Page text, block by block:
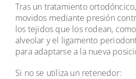
Tras un tratamiento
movidos mediante presión
los tejidos que los rodean,
alveolar y el ligamento
para adaptarse a la nueva
Si no se utiliza un retenedor: